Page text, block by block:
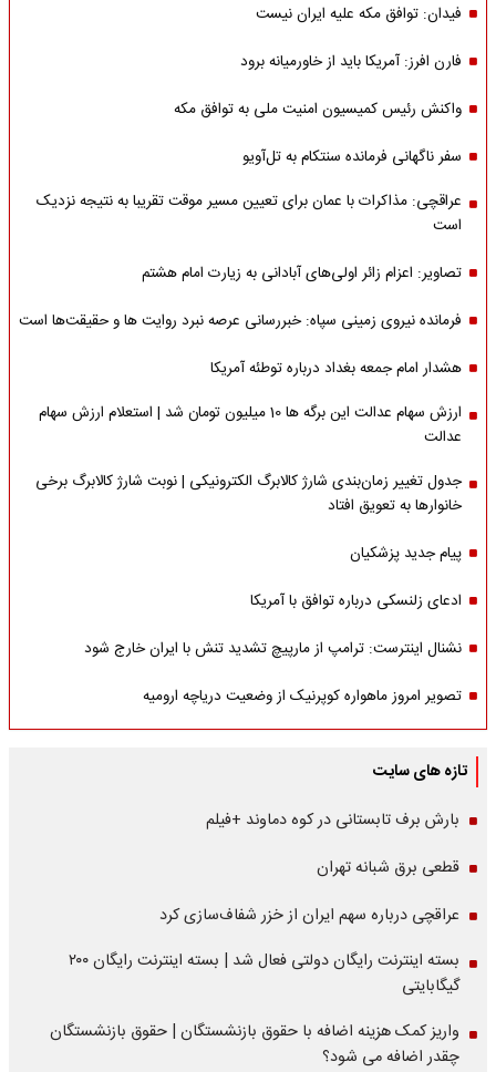
فیدان: توافق مکه علیه ایران نیست
فارن افرز: آمریکا باید از خاورمیانه برود
واکنش رئیس کمیسیون امنیت ملی به توافق مکه
سفر ناگهانی فرمانده سنتکام به تل‌آویو
عراقچی: مذاکرات با عمان برای تعیین مسیر موقت تقریبا به نتیجه نزدیک
است
تصاویر: اعزام زائر اولی‌های آبادانی به زیارت امام هشتم
فرمانده نیروی زمینی سپاه: خبررسانی عرصه نبرد روایت ها و حقیقت‌ها است
هشدار امام جمعه بغداد درباره توطئه آمریکا
ارزش سهام عدالت این برگه ها 10 میلیون تومان شد | استعلام ارزش سهام
عدالت
جدول تغییر زمان‌بندی شارژ کالابرگ الکترونیکی | نوبت شارژ کالابرگ برخی
خانوارها به تعویق افتاد
پیام جدید پزشکیان
ادعای زلنسکی درباره توافق با آمریکا
نشنال اینترست: ترامپ از مارپیچ تشدید تنش با ایران خارج شود
تصویر امروز ماهواره کوپرنیک از وضعیت دریاچه ارومیه
تازه های سایت
بارش برف تابستانی در کوه دماوند +فیلم
قطعی برق شبانه تهران
عراقچی درباره سهم ایران از خزر شفاف‌سازی کرد
بسته اینترنت رایگان دولتی فعال شد | بسته اینترنت رایگان ۲۰۰
گیگابایتی
واریز کمک هزینه اضافه با حقوق بازنشستگان | حقوق بازنشستگان
چقدر اضافه می شود؟